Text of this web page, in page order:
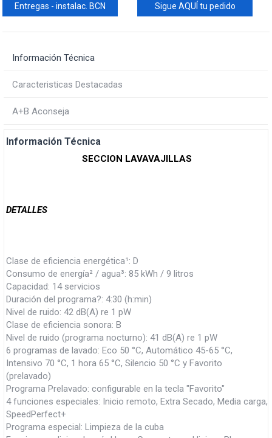
Entregas - instalac. BCN Sigue AQUÍ tu pedido
Información Técnica
Caracteristicas Destacadas
A+B Aconseja
Información Técnica
SECCION LAVAVAJILLAS
DETALLES
Clase de eficiencia energética¹: D
Consumo de energía² / agua³: 85 kWh / 9 litros
Capacidad: 14 servicios
Duración del programa?: 4:30 (h:min)
Nivel de ruido: 42 dB(A) re 1 pW
Clase de eficiencia sonora: B
Nivel de ruido (programa nocturno): 41 dB(A) re 1 pW
6 programas de lavado: Eco 50 °C, Automático 45-65 °C,
Intensivo 70 °C, 1 hora 65 °C, Silencio 50 °C y Favorito
(prelavado)
Programa Prelavado: configurable en la tecla "Favorito"
4 funciones especiales: Inicio remoto, Extra Secado, Media carga,
SpeedPerfect+
Programa especial: Limpieza de la cuba